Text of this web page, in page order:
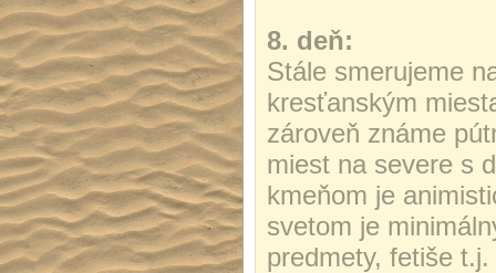
8. deň:
Stále smerujeme
kresťanským
zároveň známe
miest na severe s
kmeňom je
svetom je
predmety, fetiše